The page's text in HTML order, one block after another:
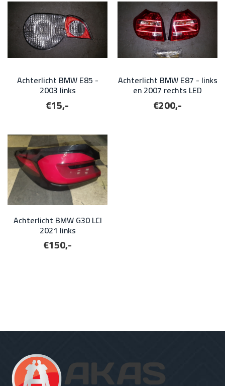
Achterlicht BMW E85 -
2003 links
€15,-
Achterlicht BMW E87 - links
en 2007 rechts LED
€200,-
Achterlicht BMW G30 LCI
2021 links
€150,-